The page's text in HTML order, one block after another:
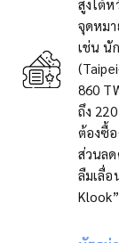
สูงไต้
จุดหมา
เช่น นั
860
ถึง
ต้องซื้อ
ส่วนลด
ลืมเลื่อ
Klook”